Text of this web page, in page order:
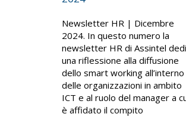
Newsletter HR | Dicembre
2024. In questo numero la
newsletter HR di Assintel
una riflessione alla diffusione
dello smart working all’interno
delle organizzazioni in ambito
ICT e al ruolo del manager a
è affidato il compito